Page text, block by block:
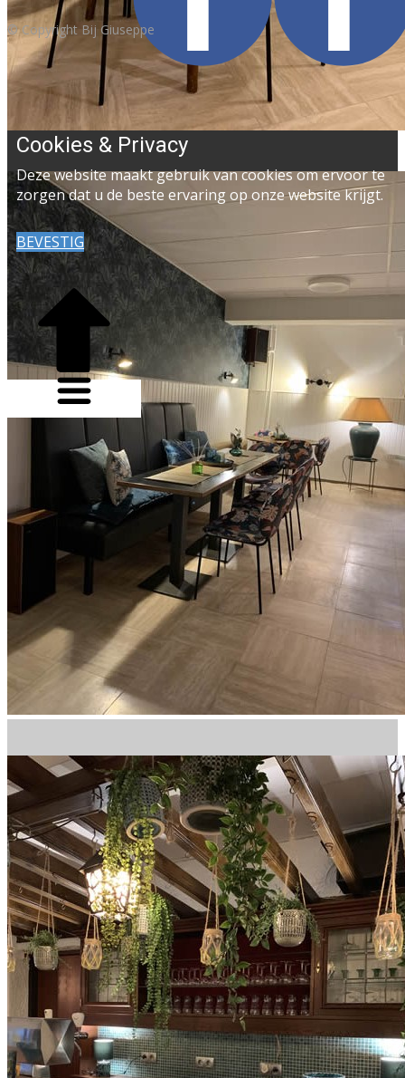
© Copyright Bij Giuseppe
Cookies & Privacy
Deze website maakt gebruik van cookies om ervoor te
zorgen dat u de beste ervaring op onze website krijgt.
BEVESTIG